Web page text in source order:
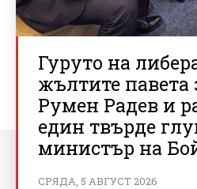
Гуруто на
жълтите
Румен Радев и
един твърде
министър на
СРЯДА, 5 АВГУСТ 2026